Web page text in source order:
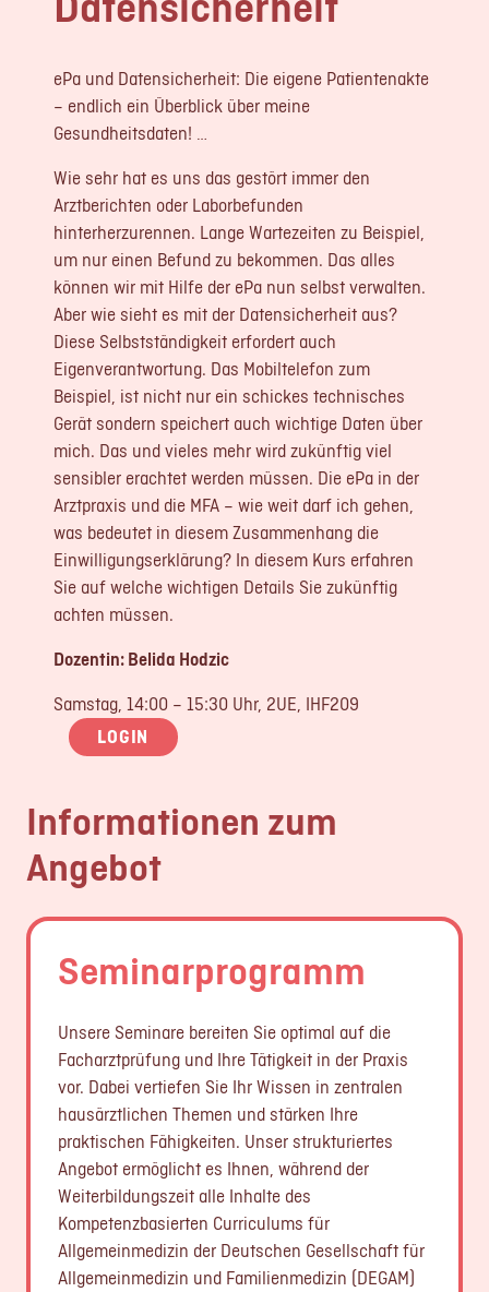
LOGIN
Impressum
ePa und Datensicherheit: Die eigene Patientenakte
– endlich ein Überblick über meine
Gesundheitsdaten! …
Wie sehr hat es uns das gestört immer den
Arztberichten oder Laborbefunden
hinterherzurennen. Lange Wartezeiten zu Beispiel,
um nur einen Befund zu bekommen. Das alles
können wir mit Hilfe der ePa nun selbst verwalten.
Aber wie sieht es mit der Datensicherheit aus?
Diese Selbstständigkeit erfordert auch
Eigenverantwortung. Das Mobiltelefon zum
Beispiel, ist nicht nur ein schickes technisches
Gerät sondern speichert auch wichtige Daten über
mich. Das und vieles mehr wird zukünftig viel
sensibler erachtet werden müssen. Die ePa in der
Arztpraxis und die MFA – wie weit darf ich gehen,
was bedeutet in diesem Zusammenhang die
Einwilligungserklärung? In diesem Kurs erfahren
Sie auf welche wichtigen Details Sie zukünftig
achten müssen.
Dozentin: Belida Hodzic
Samstag, 14:00 – 15:30 Uhr, 2UE, IHF209
LOGIN
Informationen zum
Angebot
Seminarprogramm
Unsere Seminare bereiten Sie optimal auf die
Facharztprüfung und Ihre Tätigkeit in der Praxis
vor. Dabei vertiefen Sie Ihr Wissen in zentralen
hausärztlichen Themen und stärken Ihre
praktischen Fähigkeiten. Unser strukturiertes
Angebot ermöglicht es Ihnen, während der
Weiterbildungszeit alle Inhalte des
Kompetenzbasierten Curriculums für
Allgemeinmedizin der Deutschen Gesellschaft für
Allgemeinmedizin und Familienmedizin (DEGAM)